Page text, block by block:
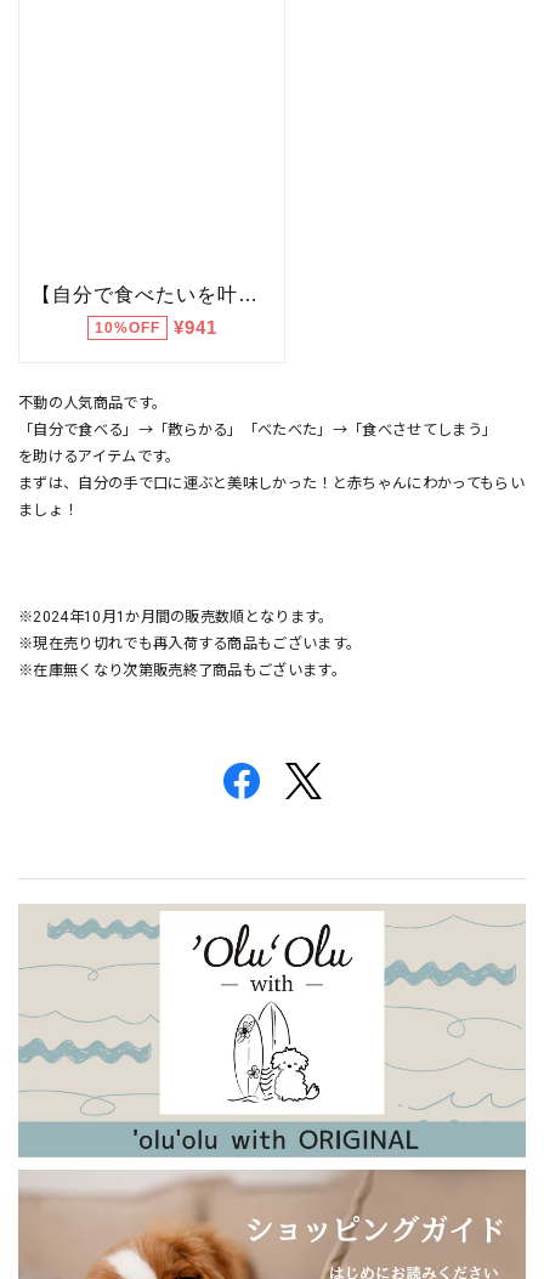
不動の人気商品です。
「自分で食べる」→「散らかる」「べたべた」→「食べさせてしまう」
を助けるアイテムです。
まずは、自分の手で口に運ぶと美味しかった！と赤ちゃんにわかってもらい
ましょ！
※2024年10月1か月間の販売数順となります。
※現在売り切れでも再入荷する商品もございます。
※在庫無くなり次第販売終了商品もございます。